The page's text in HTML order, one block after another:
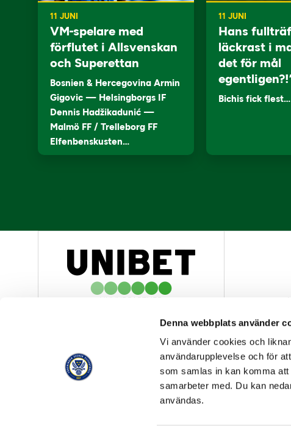
Denna webbplats använder
Vi använder cookies och
användarupplevelse och för
som samlas in kan komma
samarbeter med. Du kan
användas.
11 JUNI
VM-spelare med
förflutet i Allsvenskan
och Superettan
Bosnien & Hercegovina Armin
Gigovic — Helsingborgs IF
Dennis Hadžikadunić —
Malmö FF / Trelleborg FF
Elfenbenskusten…
11 JUNI
Hans
läckrast i
det för mål
Bichis fick flest…